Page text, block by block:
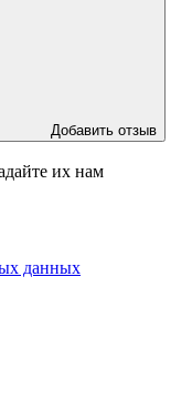
Добавить отзыв
их нам
данных